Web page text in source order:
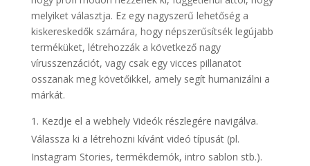
melyiket választja. Ez egy nagyszerű lehetőség a
kiskereskedők számára, hogy népszerűsítsék legújabb
terméküket, létrehozzák a következő nagy
vírusszenzációt, vagy csak egy vicces pillanatot
osszanak meg követőikkel, amely segít humanizálni a
márkát.
Kezdje el a webhely Videók részlegére navigálva.
Válassza ki a létrehozni kívánt videó típusát (pl.
Instagram Stories, termékdemók, intro sablon stb.).